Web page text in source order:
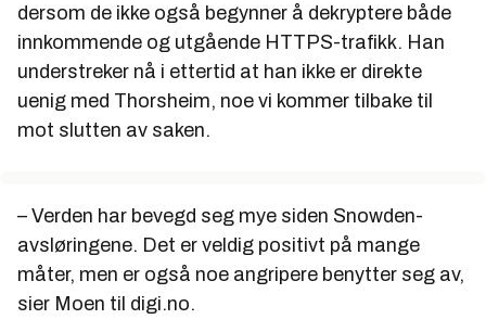
dersom de ikke også begynner å dekryptere både
innkommende og utgående HTTPS-trafikk. Han
understreker nå i ettertid at han ikke er direkte
uenig med Thorsheim, noe vi kommer tilbake til
mot slutten av saken.
– Verden har bevegd seg mye siden Snowden-
avsløringene. Det er veldig positivt på mange
måter, men er også noe angripere benytter seg av,
sier Moen til digi.no.